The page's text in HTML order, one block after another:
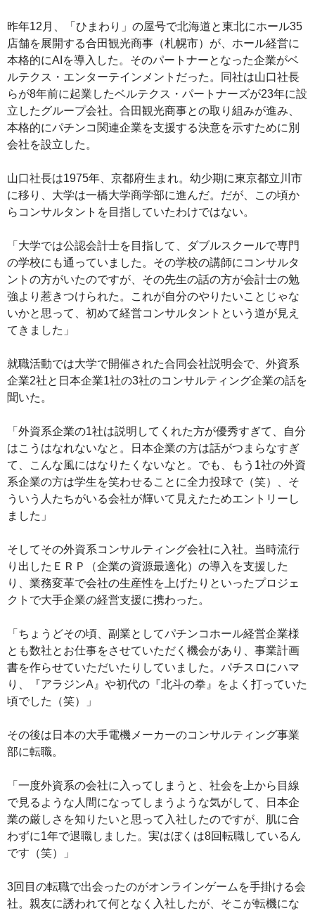
昨年12月、「ひまわり」の屋号で北海道と東北にホール35
店舗を展開する合田観光商事（札幌市）が、ホール経営に
本格的にAIを導入した。そのパートナーとなった企業がベ
ルテクス・エンターテインメントだった。同社は山口社長
らが8年前に起業したベルテクス・パートナーズが23年に設
立したグループ会社。合田観光商事との取り組みが進み、
本格的にパチンコ関連企業を支援する決意を示すために別
会社を設立した。
山口社長は1975年、京都府生まれ。幼少期に東京都立川市
に移り、大学は一橋大学商学部に進んだ。だが、この頃か
らコンサルタントを目指していたわけではない。
「大学では公認会計士を目指して、ダブルスクールで専門
の学校にも通っていました。その学校の講師にコンサルタ
ントの方がいたのですが、その先生の話の方が会計士の勉
強より惹きつけられた。これが自分のやりたいことじゃな
いかと思って、初めて経営コンサルタントという道が見え
てきました」
就職活動では大学で開催された合同会社説明会で、外資系
企業2社と日本企業1社の3社のコンサルティング企業の話を
聞いた。
「外資系企業の1社は説明してくれた方が優秀すぎて、自分
はこうはなれないなと。日本企業の方は話がつまらなすぎ
て、こんな風にはなりたくないなと。でも、もう1社の外資
系企業の方は学生を笑わせることに全力投球で（笑）、そ
ういう人たちがいる会社が輝いて見えたためエントリーし
ました」
そしてその外資系コンサルティング会社に入社。当時流行
り出したＥＲＰ（企業の資源最適化）の導入を支援した
り、業務変革で会社の生産性を上げたりといったプロジェ
クトで大手企業の経営支援に携わった。
「ちょうどその頃、副業としてパチンコホール経営企業様
とも数社とお仕事をさせていただく機会があり、事業計画
書を作らせていただいたりしていました。パチスロにハマ
り、『アラジンA』や初代の『北斗の拳』をよく打っていた
頃でした（笑）」
その後は日本の大手電機メーカーのコンサルティング事業
部に転職。
「一度外資系の会社に入ってしまうと、社会を上から目線
で見るような人間になってしまうような気がして、日本企
業の厳しさを知りたいと思って入社したのですが、肌に合
わずに1年で退職しました。実はぼくは8回転職しているん
です（笑）」
3回目の転職で出会ったのがオンラインゲームを手掛ける会
社。親友に誘われて何となく入社したが、そこが転機にな